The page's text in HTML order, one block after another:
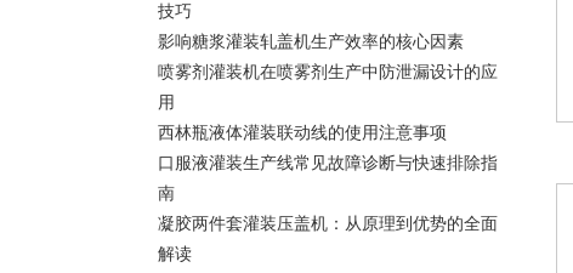
技巧
影响糖浆灌装轧盖机生产效率的核心因素
喷雾剂灌装机在喷雾剂生产中防泄漏设计的应
用
西林瓶液体灌装联动线的使用注意事项
口服液灌装生产线常见故障诊断与快速排除指
南
凝胶两件套灌装压盖机：从原理到优势的全面
解读